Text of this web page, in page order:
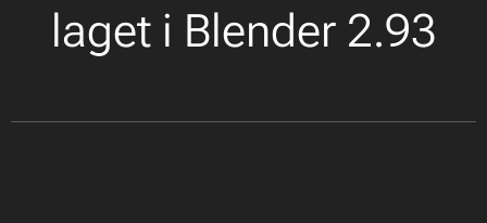
laget i Blender 2.93